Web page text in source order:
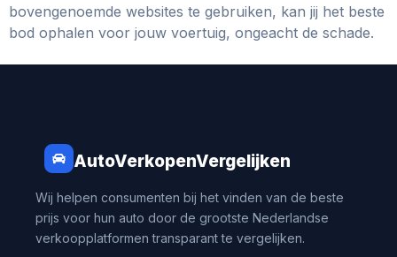
bovengenoemde websites te gebruiken, kan jij het beste
bod ophalen voor jouw voertuig, ongeacht de schade.
AutoVerkopenVergelijken
Wij helpen consumenten bij het vinden van de beste
prijs voor hun auto door de grootste Nederlandse
verkoopplatformen transparant te vergelijken.